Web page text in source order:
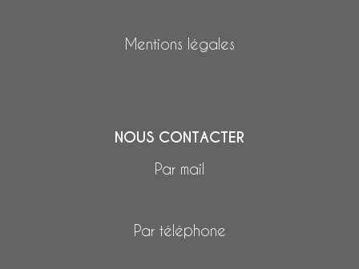
Mentions légales
NOUS CONTACTER
Par mail
Par téléphone